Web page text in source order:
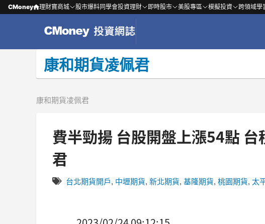
CMoney 理財寶商城 股市爆料同學會投資理財 即時股市 美股專區 模擬投資 跨領域學
康和期貨凌佩君
康和期貨凌佩君
費半勁揚 台股開盤上漲54點 台積電開
君
台北期貨開戶, 中壢期貨, 新北期貨, 基隆期貨, 桃園期貨, 太